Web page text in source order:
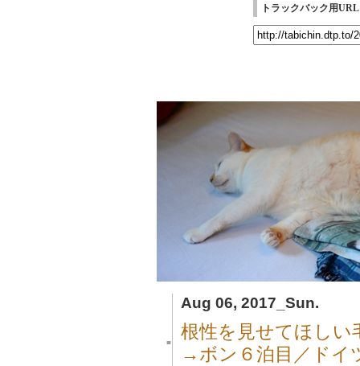
トラックバック用URL
Aug 06, 2017_Sun.
■
根性を見せてほしい
→ボン６泊目／ドイ